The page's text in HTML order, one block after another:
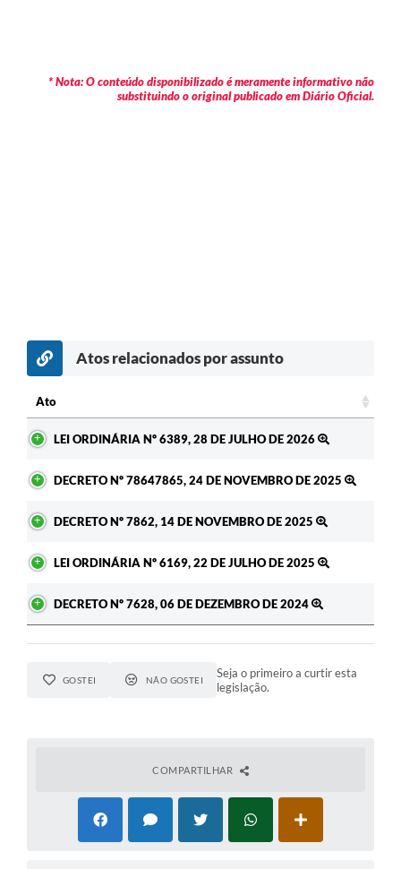
* Nota: O conteúdo disponibilizado é meramente informativo não
substituindo o original publicado em Diário Oficial.
Atos relacionados por assunto
Ato
LEI ORDINÁRIA Nº 6389, 28 DE JULHO DE 2026
DECRETO Nº 78647865, 24 DE NOVEMBRO DE 2025
DECRETO Nº 7862, 14 DE NOVEMBRO DE 2025
LEI ORDINÁRIA Nº 6169, 22 DE JULHO DE 2025
DECRETO Nº 7628, 06 DE DEZEMBRO DE 2024
GOSTEI NÃO GOSTEI
Seja o primeiro a curtir esta
legislação.
COMPARTILHAR